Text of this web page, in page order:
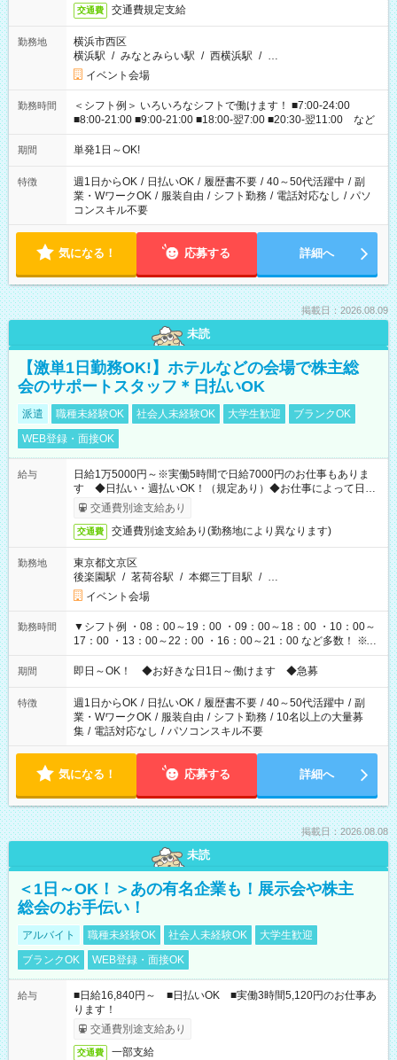
交通費 交通費規定支給
勤務地
横浜市西区
横浜駅 / みなとみらい駅 / 西横浜駅 / …
イベント会場
勤務時間
＜シフト例＞ いろいろなシフトで働けます！ ■7:00-24:00
■8:00-21:00 ■9:00-21:00 ■18:00-翌7:00 ■20:30-翌11:00 など
期間 単発1日～OK!
特徴 週1日からOK / 日払いOK / 履歴書不要 / 40～50代活躍中 / 副
業・WワークOK / 服装自由 / シフト勤務 / 電話対応なし / パソ
コンスキル不要
気になる！ 応募する 詳細へ
掲載日：2026.08.09
未読
【激単1日勤務OK!】ホテルなどの会場で株主総
会のサポートスタッフ＊日払いOK
派遣 職種未経験OK 社会人未経験OK 大学生歓迎
ブランクOK
WEB登録・面接OK
給与
日給1万5000円～※実働5時間で日給7000円のお仕事もありま
す ◆日払い・週払いOK！（規定あり）◆お仕事によって日給
も異なります
交通費別途支給あり
交通費 交通費別途支給あり(勤務地により異なります)
勤務地
東京都文京区
後楽園駅 / 茗荷谷駅 / 本郷三丁目駅 / …
イベント会場
勤務時間
▼シフト例 ・08：00～19：00 ・09：00～18：00 ・10：00～
17：00 ・13：00～22：00 ・16：00～21：00 など多数！ ※お
仕事により勤務時間が異なります
期間 即日～OK！ ◆お好きな日1日～働けます ◆急募
特徴 週1日からOK / 日払いOK / 履歴書不要 / 40～50代活躍中 / 副
業・WワークOK / 服装自由 / シフト勤務 / 10名以上の大量募
集 / 電話対応なし / パソコンスキル不要
気になる！ 応募する 詳細へ
掲載日：2026.08.08
未読
＜1日～OK！＞あの有名企業も！展示会や株主
総会のお手伝い！
アルバイト 職種未経験OK 社会人未経験OK
大学生歓迎
ブランクOK
WEB登録・面接OK
給与
■日給16,840円～ ■日払いOK ■実働3時間5,120円のお仕事あ
ります！
交通費別途支給あり
交通費 一部支給